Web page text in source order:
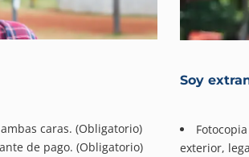
caras. (Obligatorio)
de pago. (Obligatorio)
Soy
exterior,